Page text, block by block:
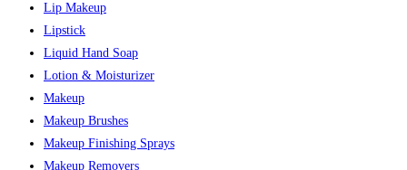
Lip Makeup
Lipstick
Liquid Hand Soap
Lotion & Moisturizer
Makeup
Makeup Brushes
Makeup Finishing Sprays
Makeup Removers